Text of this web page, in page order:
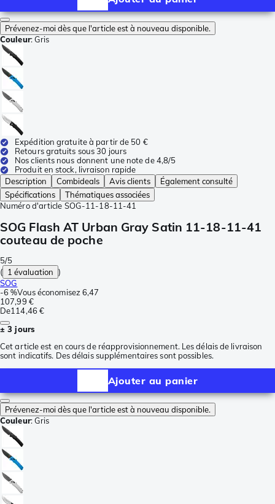
Prévenez-moi dès que l'article est à nouveau disponible.
Couleur:Gris
Expédition gratuite à partir de 50 €
Retours gratuits sous 30 jours
Nos clients nous donnent une note de 4,8/5
Produit en stock, livraison rapide
Description
Combideals Avis clients
Également consulté
Spécifications
Thématiques associées
Numéro d'article SOG-11-18-11-41
SOG Flash AT Urban Gray Satin 11-18-11-41
couteau de poche
5/5
( 1 évaluation )
SOG
-6 %Vous économisez 6,47
107,99 €
De114,46 €
± 3 jours
Cet article est en cours de réapprovisionnement. Les délais de livraison
sont indicatifs. Des délais supplémentaires sont possibles.
Ajouter au panier
Prévenez-moi dès que l'article est à nouveau disponible.
Couleur:Gris